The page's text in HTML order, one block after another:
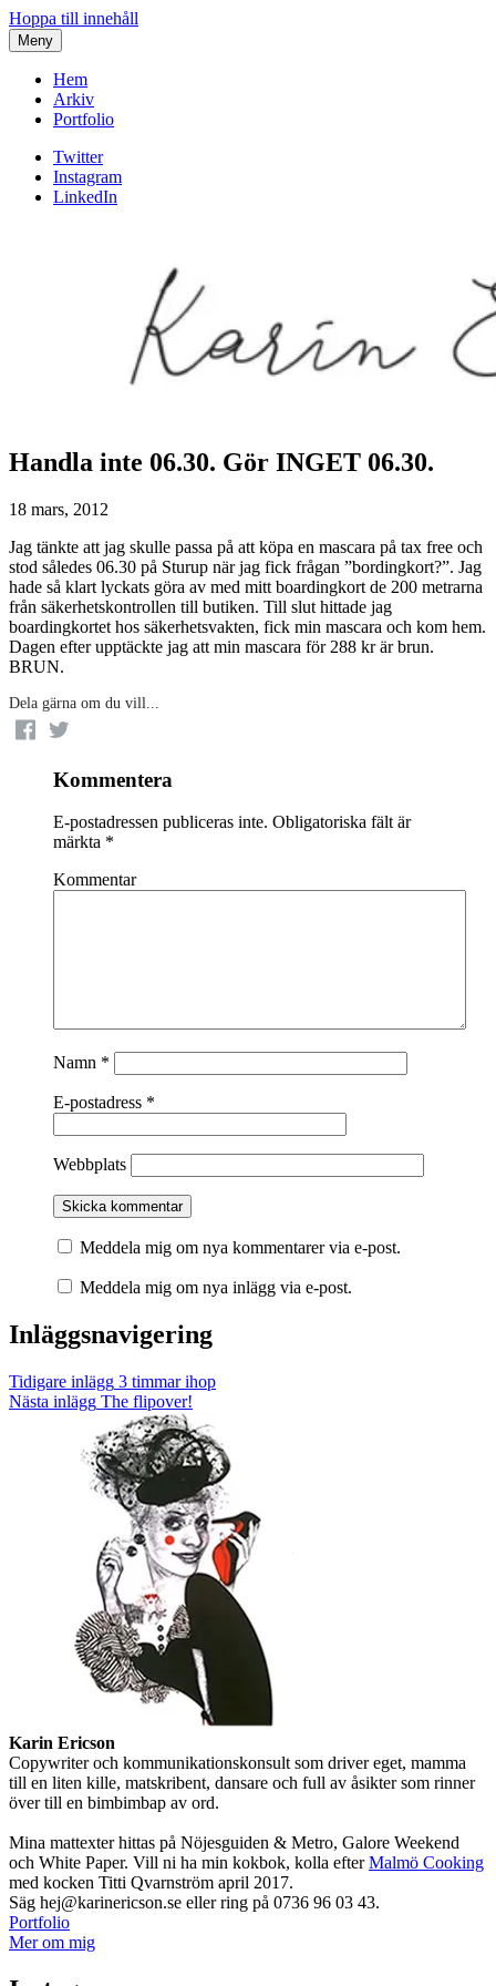
Hoppa till innehåll
Meny
Hem
Arkiv
Portfolio
Twitter
Instagram
LinkedIn
Karin af Malmoe
Handla inte 06.30. Gör INGET 06.30.
18 mars, 2012
Jag tänkte att jag skulle passa på att köpa en mascara på tax free och
stod således 06.30 på Sturup när jag fick frågan ”bordingkort?”. Jag
hade så klart lyckats göra av med mitt boardingkort de 200 metrarna
från säkerhetskontrollen till butiken. Till slut hittade jag
boardingkortet hos säkerhetsvakten, fick min mascara och kom hem.
Dagen efter upptäckte jag att min mascara för 288 kr är brun.
BRUN.
Dela gärna om du vill...
Kommentera
E-postadressen publiceras inte. Obligatoriska fält är
märkta *
Kommentar
Namn *
E-postadress *
Webbplats
Meddela mig om nya kommentarer via e-post.
Meddela mig om nya inlägg via e-post.
Inläggsnavigering
Tidigare inlägg 3 timmar ihop
Nästa inlägg The flipover!
Karin Ericson
Copywriter och kommunikationskonsult som driver eget, mamma
till en liten kille, matskribent, dansare och full av åsikter som rinner
över till en bimbimbap av ord.
Mina mattexter hittas på Nöjesguiden & Metro, Galore Weekend
och White Paper. Vill ni ha min kokbok, kolla efterMalmö Cooking
med kocken Titti Qvarnström april 2017.
Säg hej@karinericson.se eller ring på 0736 96 03 43.
Portfolio
Mer om mig